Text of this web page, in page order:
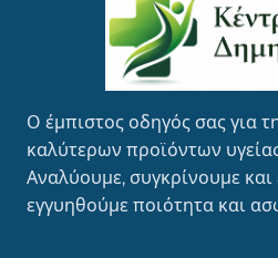
Ο έμπιστος οδηγός σας για
καλύτερων προϊόντων
Αναλύουμε, συγκρίνουμε και
εγγυηθούμε ποιότητα και